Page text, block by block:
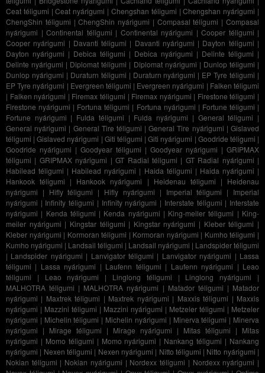
Ceat téligumi |Ceat nyárigumi | Chengshan téligumi |Chengshan nyárigumi |
ChengShin téligumi |ChengShin nyárigumi | Compasal téligumi |Compasal
nyárigumi | Continental téligumi | Continental nyárigumi | Cooper téligumi |
Cooper nyárigumi | Davanti téligumi | Davanti nyárigumi | Dayton téligumi |
Dayton nyárigumi | Debica téligumi | Debica nyárigumi | Delinte téligumi |
Delinte nyárigumi | Diplomat téligumi | Diplomat nyárigumi | Dunlop téligumi |
Dunlop nyárigumi | Duraturn téligumi | Duraturn nyárigumi | EP Tyre téligumi |
EP Tyre nyárigumi | Evergreen téligumi | Evergreen nyárigumi | Falken téligumi
| Falken nyárigumi | Firemax téligumi | Firemax nyárigumi | Firestone téligumi |
Firestone nyárigumi | Fortuna téligumi | Fortuna nyárigumi | Fortune téligumi |
Fortune nyárigumi | Fulda téligumi | Fulda nyárigumi | General téligumi |
General nyárigumi | General Tire téligumi |General Tire nyárigumi |Gislaved
téligumi |Gislaved nyárigumi | Giti téligumi |Giti nyárigumi | Goodride téligumi |
Goodride nyárigumi | Goodyear téligumi | Goodyear nyárigumi | GRIPMAX
téligumi | GRIPMAX nyárigumi |GT Radial téligumi | GT Radial nyárigumi |
Habilead téligumi | Habilead nyárigumi | Haida téligumi | Haida nyárigumi |
Hankook téligumi | Hankook nyárigumi | Heidenau téligumi | Heidenau
nyárigumi | Hifly téligumi | Hifly nyárigumi | Imperial téligumi | Imperial
nyárigumi | Infinity téligumi | Infinity nyárigumi | Interstate téligumi | Interstate
nyárigumi | Kenda téligumi | Kenda nyárigumi | King-meiler téligumi | King-
meiler nyárigumi | Kingstar téligumi | Kingstar nyárigumi | Kleber téligumi |
Kleber nyárigumi | Kormoran téligumi | Kormoran nyárigumi | Kumho téligumi |
Kumho nyárigumi | Landsail téligumi | Landsail nyárigumi | Landspider téligumi
| Landspider nyárigumi | Lanvigator téligumi | Lanvigator nyárigumi | Lassa
téligumi | Lassa nyárigumi | Laufenn téligumi | Laufenn nyárigumi | Leao
téligumi | Leao nyárigumi | Linglong téligumi | Linglong nyárigumi |
MALHOTRA téligumi | MALHOTRA nyárigumi | Matador téligumi | Matador
nyárigumi | Maxtrek téligumi | Maxtrek nyárigumi | Maxxis téligumi | Maxxis
nyárigumi | Mazzini téligumi | Mazzini nyárigumi | Metzeler téligumi | Metzeler
nyárigumi | Michelin téligumi | Michelin nyárigumi | Minerva téligumi | Minerva
nyárigumi | Mirage téligumi | Mirage nyárigumi | Mitas téligumi | Mitas
nyárigumi | Momo téligumi | Momo nyárigumi | Nankang téligumi | Nankang
nyárigumi | Nexen téligumi | Nexen nyárigumi | Nitto téligumi | Nitto nyárigumi |
Nokian téligumi | Nokian nyárigumi | Nordexx téligumi | Nordexx nyárigumi |